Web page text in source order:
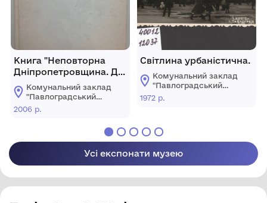
Книга "Неповторна
Дніпропетровщина. До
15-ї річниці
незалежності України:
нариси".
Дніпропетровськ: "АРТ-
стор., з ілюстраціями.
Комунальний заклад
"Павлоградський
історико-
краєзнавчий музей"
2006 р.
Світлина урбаністична.
Комунальний заклад
"Павлоградський
історико-
краєзнавчий музей"
1972 р.
Усі експонати музею